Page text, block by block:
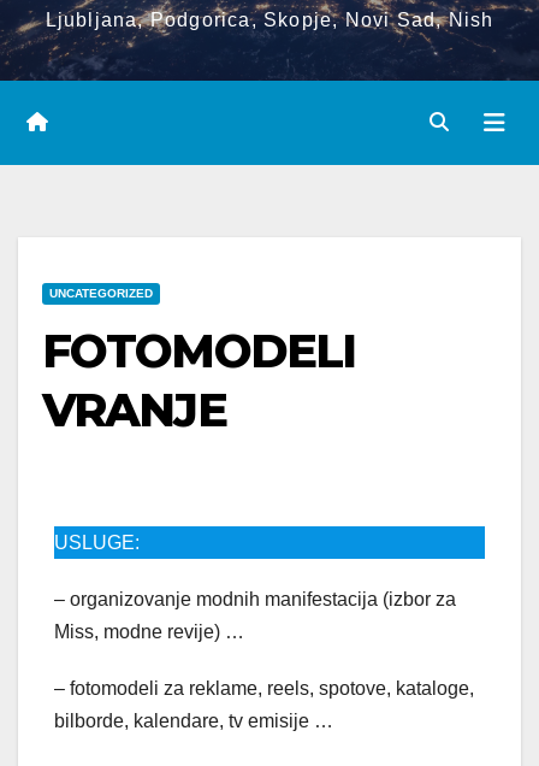
Ljubljana, Podgorica, Skopje, Novi Sad, Nish
UNCATEGORIZED
FOTOMODELI
VRANJE
USLUGE:
– organizovanje modnih manifestacija (izbor za
Miss, modne revije) …
– fotomodeli za reklame, reels, spotove, kataloge,
bilborde, kalendare, tv emisije …